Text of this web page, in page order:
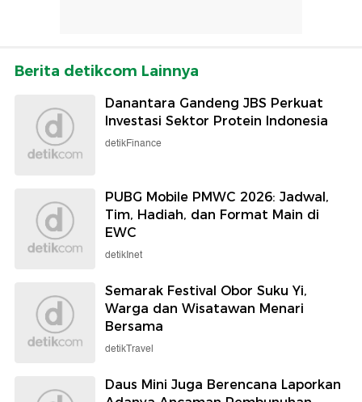
Berita detikcom Lainnya
Danantara Gandeng JBS Perkuat
Investasi Sektor Protein Indonesia
detikFinance
PUBG Mobile PMWC 2026: Jadwal,
Tim, Hadiah, dan Format Main di
EWC
detikInet
Semarak Festival Obor Suku Yi,
Warga dan Wisatawan Menari
Bersama
detikTravel
Daus Mini Juga Berencana Laporkan